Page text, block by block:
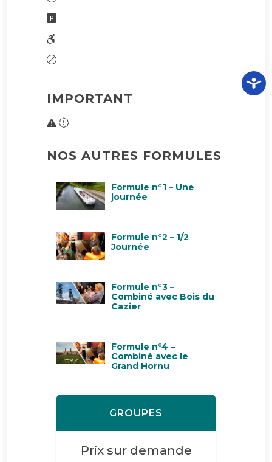
IMPORTANT
NOS AUTRES FORMULES
Formule n°1 – Une
journée
Formule n°2 – 1/2
Journée
Formule n°3 –
Combiné avec Bois du
Cazier
Formule n°4 –
Combiné avec le
Grand Hornu
GROUPES
Prix sur demande